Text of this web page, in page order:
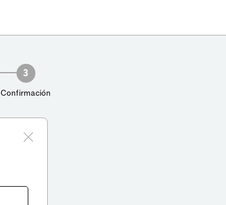
3
Confirmación